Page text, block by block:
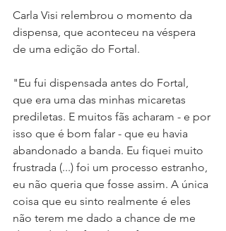
Carla Visi relembrou o momento da
dispensa, que aconteceu na véspera
de uma edição do Fortal.
"Eu fui dispensada antes do Fortal,
que era uma das minhas micaretas
prediletas. E muitos fãs acharam - e por
isso que é bom falar - que eu havia
abandonado a banda. Eu fiquei muito
frustrada (...) foi um processo estranho,
eu não queria que fosse assim. A única
coisa que eu sinto realmente é eles
não terem me dado a chance de me